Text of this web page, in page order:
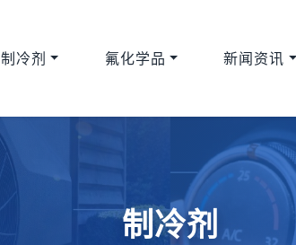
制冷剂 氟化学品 新闻资讯
制冷剂